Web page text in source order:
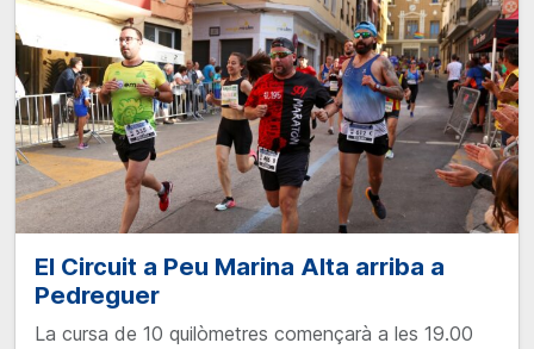
El Circuit a Peu Marina Alta arriba a
Pedreguer
La cursa de 10 quilòmetres començarà a les 19.00